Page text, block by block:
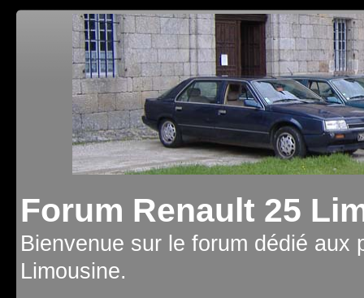
Forum Renault 25
Bienvenue sur le forum dédié aux
Limousine.